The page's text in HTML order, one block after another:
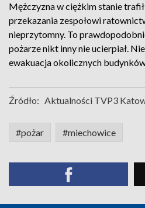
Mężczyzna w ciężkim stanie
przekazania zespołowi
nieprzytomny. To
pożarze nikt inny nie ucierpiał.
ewakuacja okolicznych
Źródło: Aktualności TVP3
#pożar #miechowice